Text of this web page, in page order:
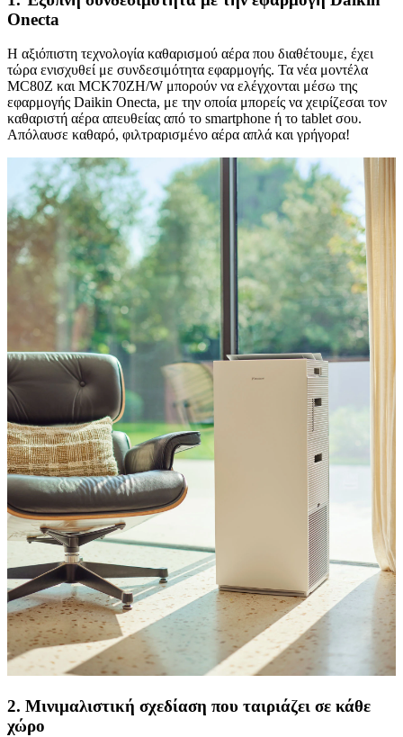
Onecta
Η αξιόπιστη τεχνολογία καθαρισμού αέρα που διαθέτουμε, έχει
τώρα ενισχυθεί με συνδεσιμότητα εφαρμογής. Τα νέα μοντέλα
MC80Z και MCK70ZH/W μπορούν να ελέγχονται μέσω της
εφαρμογής Daikin Onecta, με την οποία μπορείς να χειρίζεσαι τον
καθαριστή αέρα απευθείας από το smartphone ή το tablet σου.
Απόλαυσε καθαρό, φιλτραρισμένο αέρα απλά και γρήγορα!
2. Μινιμαλιστική σχεδίαση που ταιριάζει σε κάθε
χώρο